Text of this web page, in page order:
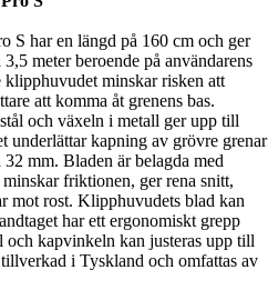
S har en längd på 160 cm och ger
meter beroende på användarens
minskar risken att
att komma åt grenens bas.
och växeln i metall ger upp till
underlättar kapning av grövre grenar
mm. Bladen är belagda med
friktionen, ger rena snitt,
mot rost. Klipphuvudets blad kan
har ett ergonomiskt grepp
kapvinkeln kan justeras upp till
i Tyskland och omfattas av